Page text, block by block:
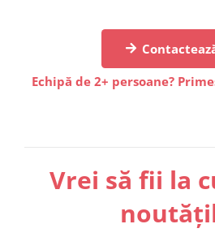
Echipă de 2+ persoane?
Vrei să fii la